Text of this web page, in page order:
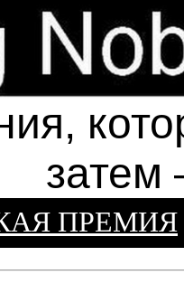
затем
ПРЕМИЯ